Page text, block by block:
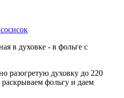
разогретую духовку до 220
фольгу и даем